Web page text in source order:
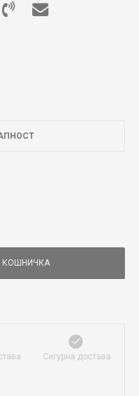
КОШНИЧКА
Сигурна достава